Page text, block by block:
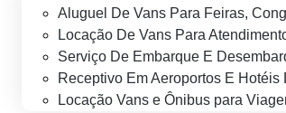
Aluguel De Vans Para Feiras,
Locação De Vans Para
Serviço De Embarque E
Receptivo Em Aeroportos E Hotéis
Locação Vans e Ônibus para